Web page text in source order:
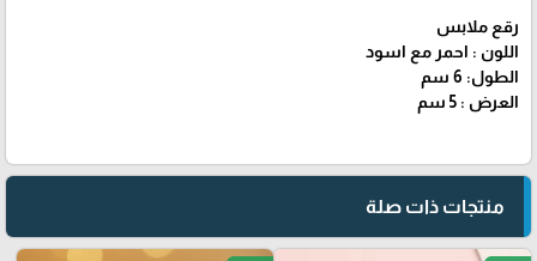
رقع ملابس
اللون : احمر مع اسود
الطول: 6 سم
العرض : 5 سم
منتجات ذات صلة